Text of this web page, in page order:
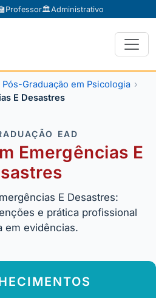
Professor🏛️Administrativo
Pós-Graduação em Psicologia
E Desastres
EAD
Emergências E
E Desastres:
e prática profissional
em evidências.